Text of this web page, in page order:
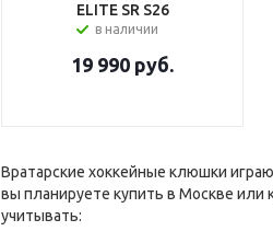
ELITE SR S26
в наличии
19 990 руб.
Вратарские хоккейные клюшки
вы планируете купить в Москве или
учитывать: